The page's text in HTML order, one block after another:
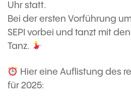
Uhr statt.
Bei der ersten Vorführung
SEPI vorbei und tanzt mit
Tanz.
Hier eine Auflistung des
für 2025: